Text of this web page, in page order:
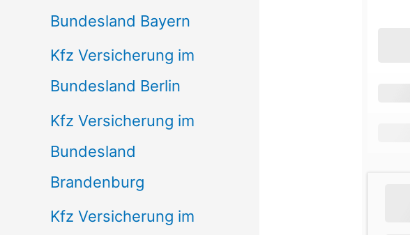
Bundesland Bayern
Kfz Versicherung im
Bundesland Berlin
Kfz Versicherung im
Bundesland
Brandenburg
Kfz Versicherung im